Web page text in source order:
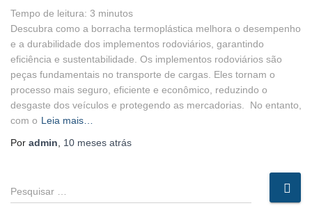
Tempo de leitura: 3 minutos
Descubra como a borracha termoplástica melhora o desempenho
e a durabilidade dos implementos rodoviários, garantindo
eficiência e sustentabilidade. Os implementos rodoviários são
peças fundamentais no transporte de cargas. Eles tornam o
processo mais seguro, eficiente e econômico, reduzindo o
desgaste dos veículos e protegendo as mercadorias. No entanto,
com o Leia mais…
Por admin 10 meses atrás
P
e